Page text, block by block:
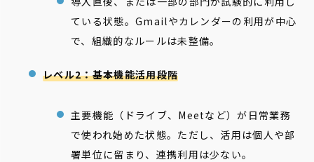
ている状態。Gmailやカレンダーの利用が中心
で、組織的なルールは未整備。
レベル2：基本機能活用段階
主要機能（ドライブ、Meetなど）が日常業務
で使われ始めた状態。ただし、活用は個人や部
署単位に留まり、連携利用は少ない。